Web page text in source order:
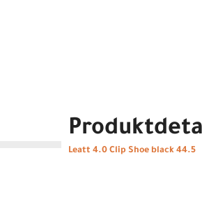
Leatt 4.0 Clip Shoe black 44.5